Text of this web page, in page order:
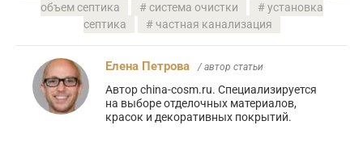
объем септика
система очистки
установка
септика
частная канализация
Елена Петрова / автор статьи
Автор china-cosm.ru. Специализируется
на выборе отделочных материалов,
красок и декоративных покрытий.